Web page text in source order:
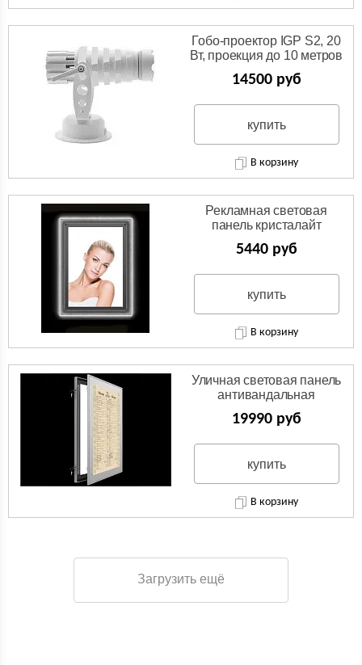
Гобо-проектор IGP S2, 20
Вт, проекция до 10 метров
14500 руб
купить
В корзину
Рекламная световая
панель кристалайт
5440 руб
купить
В корзину
Уличная световая панель
антивандальная
19990 руб
купить
В корзину
Загрузить ещё